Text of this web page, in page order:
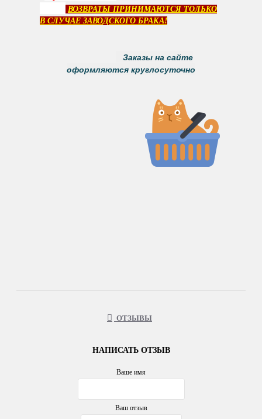
ВОЗВРАТЫ ПРИНИМАЮТСЯ ТОЛЬКО
В СЛУЧАЕ ЗАВОДСКОГО БРАКА!
Заказы на сайте
оформляются круглосуточно
ОТЗЫВЫ
НАПИСАТЬ ОТЗЫВ
Ваше имя
Ваш отзыв